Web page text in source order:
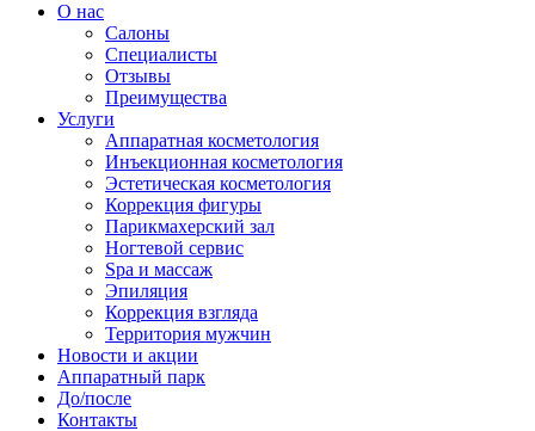
О нас
Салоны
Специалисты
Отзывы
Преимущества
Услуги
Аппаратная косметология
Инъекционная косметология
Эстетическая косметология
Коррекция фигуры
Парикмахерский зал
Ногтевой сервис
Spa и массаж
Эпиляция
Коррекция взгляда
Территория мужчин
Новости и акции
Аппаратный парк
До/после
Контакты